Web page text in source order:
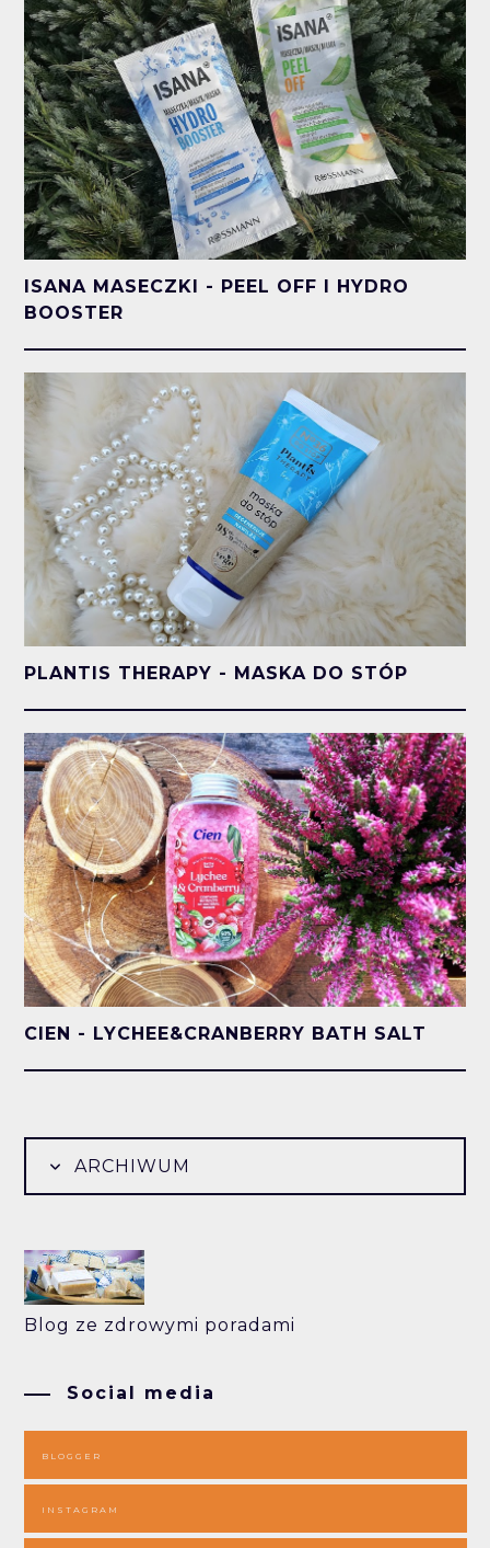
ISANA MASECZKI - PEEL OFF I HYDRO
BOOSTER
PLANTIS THERAPY - MASKA DO STÓP
CIEN - LYCHEE&CRANBERRY BATH SALT
ARCHIWUM
Blog ze zdrowymi poradami
Social media
BLOGGER
INSTAGRAM